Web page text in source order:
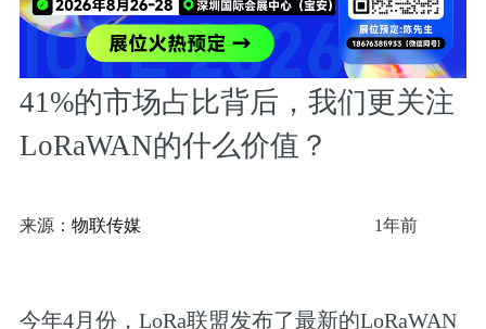
41%的市场占比背后，我们更关注
LoRaWAN的什么价值？
来源： 物联传媒 1年前
今年4月份，LoRa联盟发布了最新的LoRaWAN